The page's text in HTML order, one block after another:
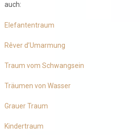
auch:
Elefantentraum
Rêver d’Umarmung
Traum vom Schwangsein
Träumen von Wasser
Grauer Traum
Kindertraum